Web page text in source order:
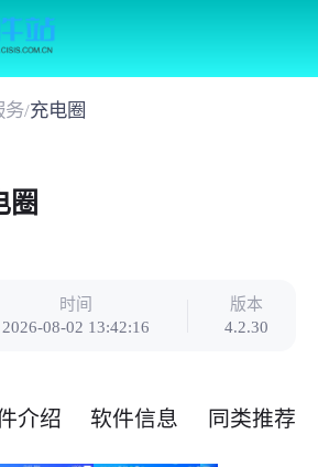
务/充电圈
圈
时间
2026-08-02 13:42:16
版本
4.2.30
介绍 软件信息 同类推荐